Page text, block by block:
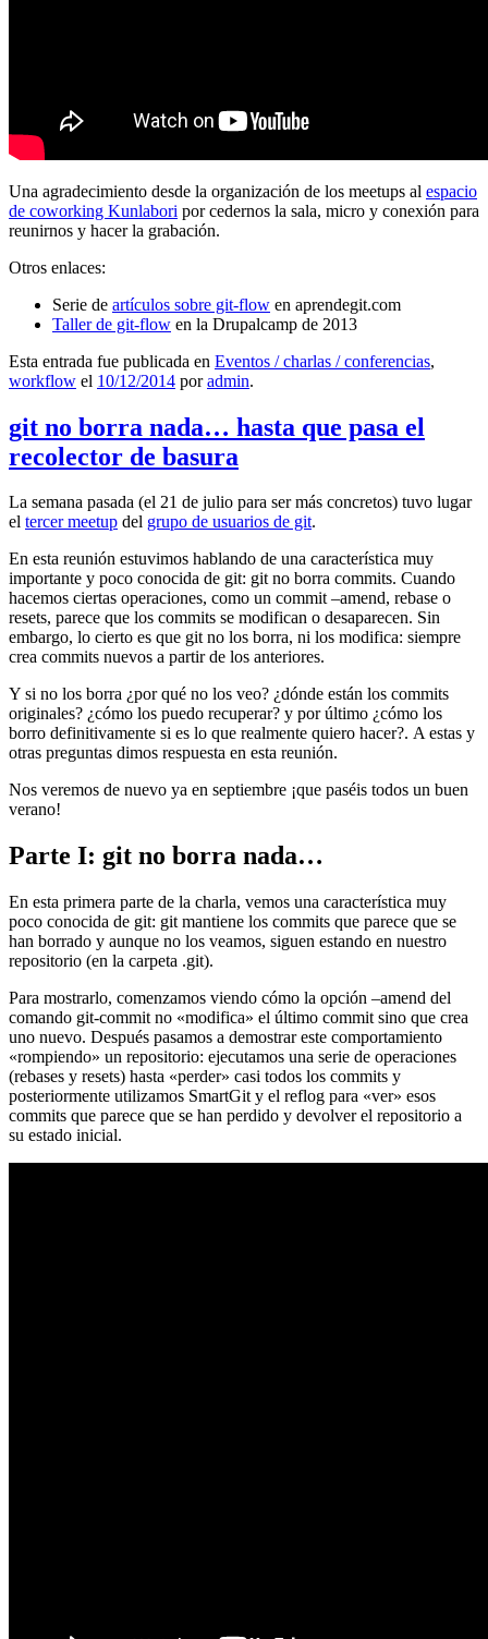
Una agradecimiento desde la organización de los meetups al espacio
de coworking Kunlabori por cedernos la sala, micro y conexión para
reunirnos y hacer la grabación.
Otros enlaces:
Serie de artículos sobre git-flow en aprendegit.com
Taller de git-flow en la Drupalcamp de 2013
Esta entrada fue publicada en Eventos / charlas / conferencias,
workflow el 10/12/2014 poradmin.
git no borra nada… hasta que pasa el
recolector de basura
La semana pasada (el 21 de julio para ser más concretos) tuvo lugar
el tercer meetup del grupo de usuarios de git.
En esta reunión estuvimos hablando de una característica muy
importante y poco conocida de git: git no borra commits. Cuando
hacemos ciertas operaciones, como un commit –amend, rebase o
resets, parece que los commits se modifican o desaparecen. Sin
embargo, lo cierto es que git no los borra, ni los modifica: siempre
crea commits nuevos a partir de los anteriores.
Y si no los borra ¿por qué no los veo? ¿dónde están los commits
originales? ¿cómo los puedo recuperar? y por último ¿cómo los
borro definitivamente si es lo que realmente quiero hacer?. A estas y
otras preguntas dimos respuesta en esta reunión.
Nos veremos de nuevo ya en septiembre ¡que paséis todos un buen
verano!
Parte I: git no borra nada…
En esta primera parte de la charla, vemos una característica muy
poco conocida de git: git mantiene los commits que parece que se
han borrado y aunque no los veamos, siguen estando en nuestro
repositorio (en la carpeta .git).
Para mostrarlo, comenzamos viendo cómo la opción –amend del
comando git-commit no «modifica» el último commit sino que crea
uno nuevo. Después pasamos a demostrar este comportamiento
«rompiendo» un repositorio: ejecutamos una serie de operaciones
(rebases y resets) hasta «perder» casi todos los commits y
posteriormente utilizamos SmartGit y el reflog para «ver» esos
commits que parece que se han perdido y devolver el repositorio a
su estado inicial.